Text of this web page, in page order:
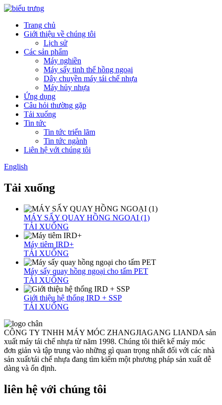
Trang chủ
Giới thiệu về chúng tôi
Lịch sử
Các sản phẩm
Máy nghiền
Máy sấy tinh thể hồng ngoại
Dây chuyền máy tái chế nhựa
Máy hủy nhựa
Ứng dụng
Câu hỏi thường gặp
Tải xuống
Tin tức
Tin tức triển lãm
Tin tức ngành
Liên hệ với chúng tôi
English
Tải xuống
MÁY SẤY QUAY HỒNG NGOẠI (1)
TẢI XUỐNG
Máy tiêm IRD+
TẢI XUỐNG
Máy sấy quay hồng ngoại cho tấm PET
TẢI XUỐNG
Giới thiệu hệ thống IRD + SSP
TẢI XUỐNG
CÔNG TY TNHH MÁY MÓC ZHANGJIAGANG LIANDA sản
xuất máy tái chế nhựa từ năm 1998. Chúng tôi thiết kế máy móc
đơn giản và tập trung vào những gì quan trọng nhất đối với các nhà
sản xuất/tái chế nhựa đang tìm kiếm một phương pháp sản xuất dễ
dàng và ổn định.
liên hệ với chúng tôi